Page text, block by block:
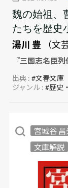
魏の始祖、
たちを歴史
湯川 豊
（文
『三国志名臣
出典 :#文春文庫
ジャンル :#歴史
宮城谷 昌
文庫解説